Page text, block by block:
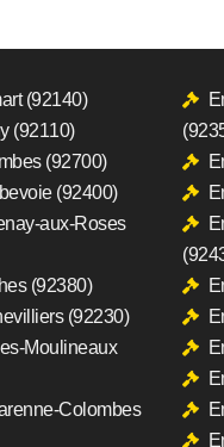
(92140)
(92110)
(92700)
(92400)
aux-Roses
(92380)
(92230)
Moulineaux
Colombes